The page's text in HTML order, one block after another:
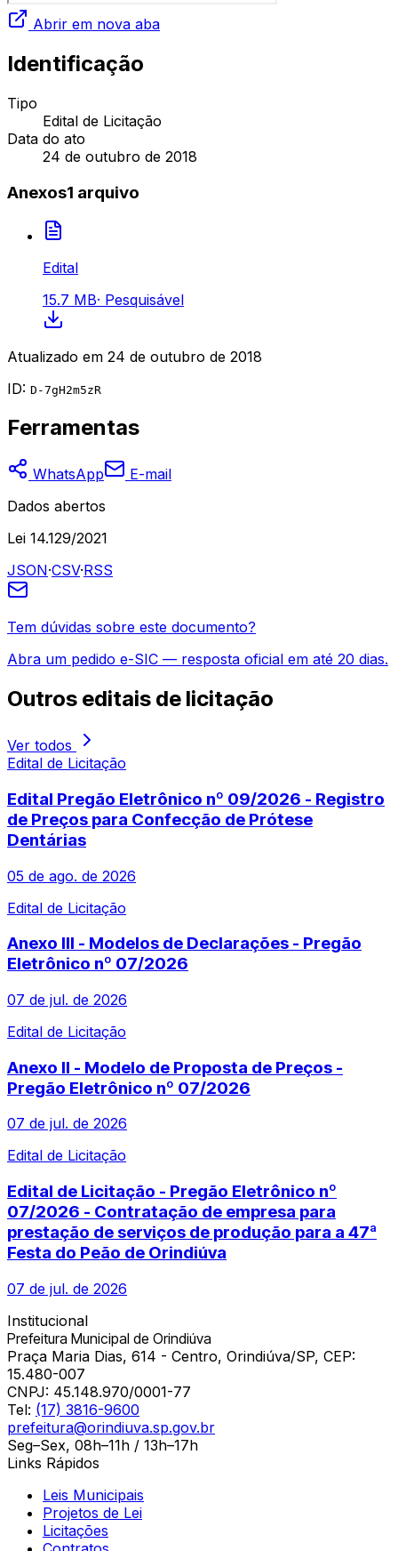
Abrir em nova aba
Identificação
Tipo
Edital de Licitação
Data do ato
24 de outubro de 2018
Anexos1 arquivo
Edital
15.7 MB· Pesquisável
Atualizado em 24 de outubro de 2018
ID: D-7gH2m5zR
Ferramentas
WhatsApp
E-mail
Dados abertos
Lei 14.129/2021
JSON·CSV·RSS
Tem dúvidas sobre este documento?
Abra um pedido e-SIC — resposta oficial em até 20 dias.
Outros editais de licitação
Ver todos
Edital de Licitação
Edital Pregão Eletrônico nº 09/2026 - Registro
de Preços para Confecção de Prótese
Dentárias
05 de ago. de 2026
Edital de Licitação
Anexo III - Modelos de Declarações - Pregão
Eletrônico nº 07/2026
07 de jul. de 2026
Edital de Licitação
Anexo II - Modelo de Proposta de Preços -
Pregão Eletrônico nº 07/2026
07 de jul. de 2026
Edital de Licitação
Edital de Licitação - Pregão Eletrônico nº
07/2026 - Contratação de empresa para
prestação de serviços de produção para a 47ª
Festa do Peão de Orindiúva
07 de jul. de 2026
Institucional
Prefeitura Municipal de Orindiúva
Praça Maria Dias, 614 - Centro, Orindiúva/SP, CEP:
15.480-007
CNPJ: 45.148.970/0001-77
Tel: (17) 3816-9600
prefeitura@orindiuva.sp.gov.br
Seg–Sex, 08h–11h / 13h–17h
Links Rápidos
Leis Municipais
Projetos de Lei
Licitações